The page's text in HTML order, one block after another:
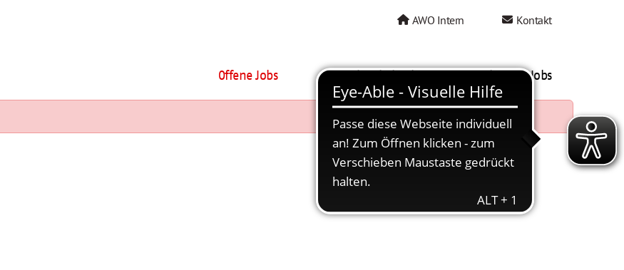
AWO Intern Kontakt
Offene Jobs AWO als Arbeitgeber Mein AWO Jobs